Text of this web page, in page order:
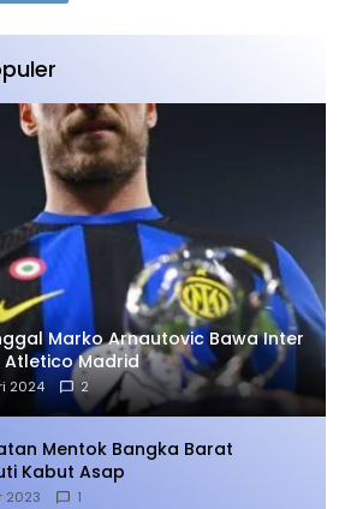
Marko Arnautovic Bawa Inter
Atletico Madrid
2024 2
Mentok Bangka Barat
Kabut Asap
2023 1